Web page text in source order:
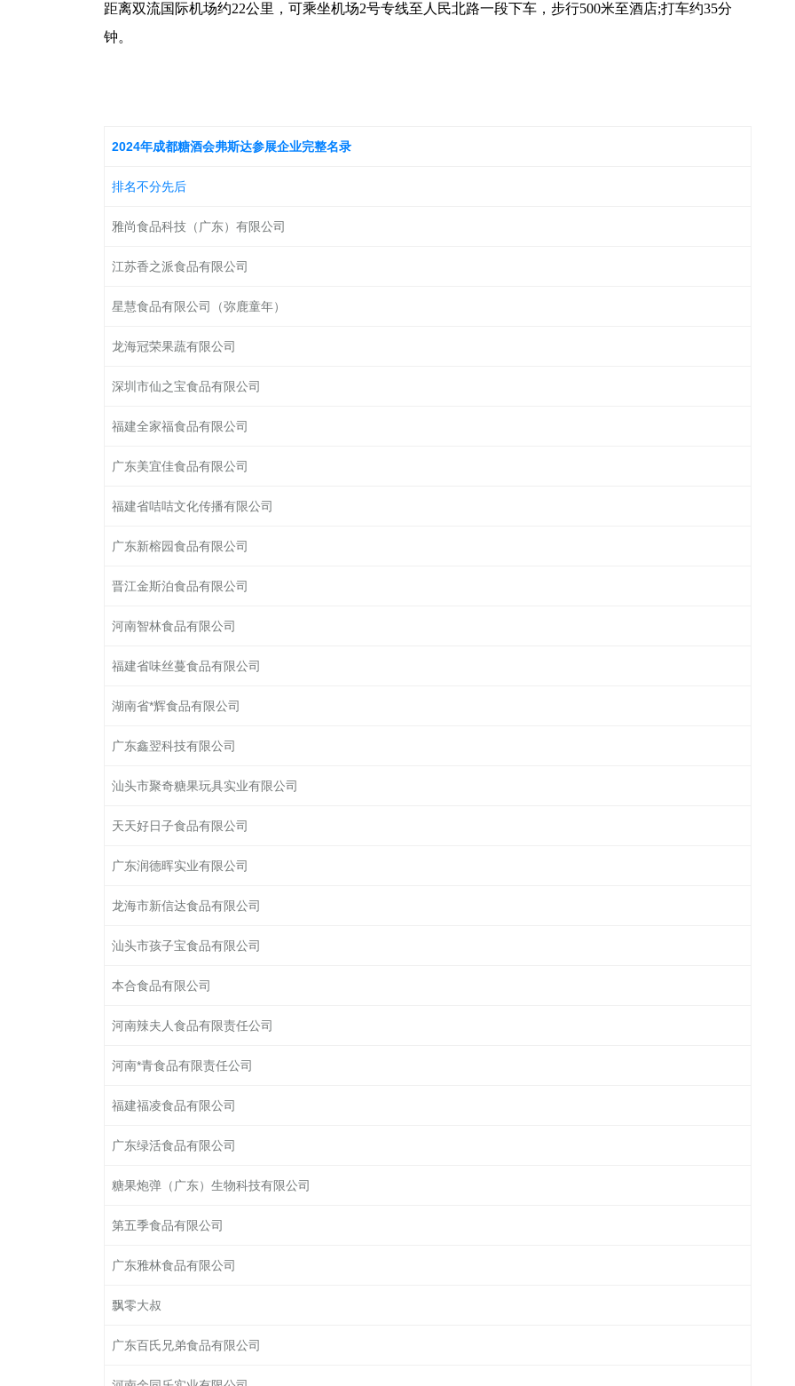
距离双流国际机场约22公里，可乘坐机场2号专线至人民北路一段下车，步行500米至酒店;打车约35分
钟。
2024年成都糖酒会弗斯达参展企业完整名录
排名不分先后
雅尚食品科技（广东）有限公司
江苏香之派食品有限公司
星慧食品有限公司（弥鹿童年）
龙海冠荣果蔬有限公司
深圳市仙之宝食品有限公司
福建全家福食品有限公司
广东美宜佳食品有限公司
福建省咭咭文化传播有限公司
广东新榕园食品有限公司
晋江金斯泊食品有限公司
河南智林食品有限公司
福建省味丝蔓食品有限公司
湖南省*辉食品有限公司
广东鑫翌科技有限公司
汕头市聚奇糖果玩具实业有限公司
天天好日子食品有限公司
广东润德晖实业有限公司
龙海市新信达食品有限公司
汕头市孩子宝食品有限公司
本合食品有限公司
河南辣夫人食品有限责任公司
河南*青食品有限责任公司
福建福凌食品有限公司
广东绿活食品有限公司
糖果炮弹（广东）生物科技有限公司
第五季食品有限公司
广东雅林食品有限公司
飘零大叔
广东百氏兄弟食品有限公司